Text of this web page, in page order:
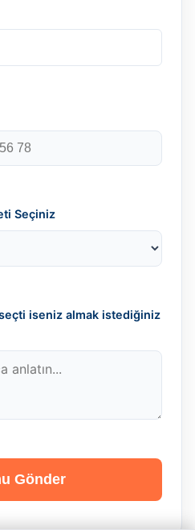
Seçiniz
iseniz almak istediğiniz
Gönder